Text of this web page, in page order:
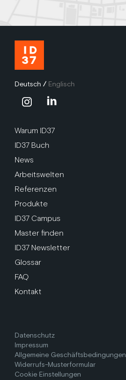
Deutsch / Englisch
Warum ID37
ID37 Buch
News
Arbeitswelten
Referenzen
Produkte
ID37 Campus
Master finden
ID37 Newsletter
Glossar
FAQ
Kontakt
Datenschutz
Impressum
Allgemeine Geschäftsbedingungen
Widerrufs-Musterformular
Cookie Einstellungen